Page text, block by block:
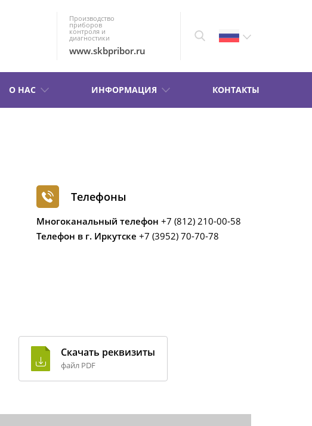
Производство
приборов
контроля и
диагностики
www.skbpribor.ru
О НАС ИНФОРМАЦИЯ КОНТАКТЫ
Телефоны
Многоканальный телефон +7 (812) 210-00-58
Телефон в г. Иркутске +7 (3952) 70-70-78
Скачать реквизиты
файл PDF